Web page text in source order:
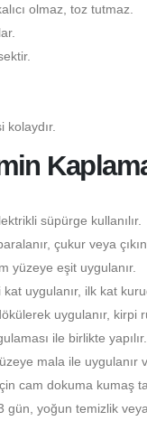
olmaz, toz tutmaz.
süpürge kullanılır.
çukur veya
yüzeye eşit uygulanır.
uygulanır, ilk kat
uygulanır, kirpi
ile birlikte yapılır.
mala ile uygulanır
cam dokuma kumaş
gün, yoğun temizlik